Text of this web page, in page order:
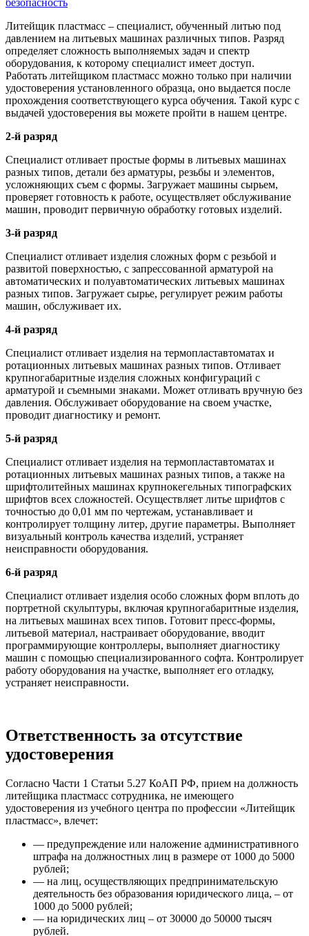
Литейщик пластмасс – специалист, обученный литью под
давлением на литьевых машинах различных типов. Разряд
определяет сложность выполняемых задач и спектр
оборудования, к которому специалист имеет доступ.
Работать литейщиком пластмасс можно только при наличии
удостоверения установленного образца, оно выдается после
прохождения соответствующего курса обучения. Такой курс с
выдачей удостоверения вы можете пройти в нашем центре.
2-й разряд
Специалист отливает простые формы в литьевых машинах
разных типов, детали без арматуры, резьбы и элементов,
усложняющих съем с формы. Загружает машины сырьем,
проверяет готовность к работе, осуществляет обслуживание
машин, проводит первичную обработку готовых изделий.
3-й разряд
Специалист отливает изделия сложных форм с резьбой и
развитой поверхностью, с запрессованной арматурой на
автоматических и полуавтоматических литьевых машинах
разных типов. Загружает сырье, регулирует режим работы
машин, обслуживает их.
4-й разряд
Специалист отливает изделия на термопластавтоматах и
ротационных литьевых машинах разных типов. Отливает
крупногабаритные изделия сложных конфигураций с
арматурой и съемными знаками. Может отливать вручную без
давления. Обслуживает оборудование на своем участке,
проводит диагностику и ремонт.
5-й разряд
Специалист отливает изделия на термопластавтоматах и
ротационных литьевых машинах разных типов, а также на
шрифтолитейных машинах крупнокегельных типографских
шрифтов всех сложностей. Осуществляет литье шрифтов с
точностью до 0,01 мм по чертежам, устанавливает и
контролирует толщину литер, другие параметры. Выполняет
визуальный контроль качества изделий, устраняет
неисправности оборудования.
6-й разряд
Специалист отливает изделия особо сложных форм вплоть до
портретной скульптуры, включая крупногабаритные изделия,
на литьевых машинах всех типов. Готовит пресс-формы,
литьевой материал, настраивает оборудование, вводит
программирующие контроллеры, выполняет диагностику
машин с помощью специализированного софта. Контролирует
работу оборудования на участке, выполняет его отладку,
устраняет неисправности.
Ответственность за отсутствие
удостоверения
Согласно Части 1 Статьи 5.27 КоАП РФ, прием на должность
литейщика пластмасс сотрудника, не имеющего
удостоверения из учебного центра по профессии «Литейщик
пластмасс», влечет:
— предупреждение или наложение административного
штрафа на должностных лиц в размере от 1000 до 5000
рублей;
— на лиц, осуществляющих предпринимательскую
деятельность без образования юридического лица, – от
1000 до 5000 рублей;
— на юридических лиц – от 30000 до 50000 тысяч
рублей.